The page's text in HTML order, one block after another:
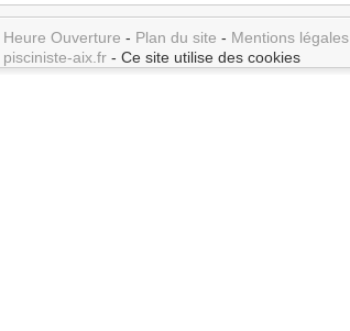
Heure Ouverture - Plan du site - Mentions légales
pisciniste-aix.fr - Ce site utilise des cookies